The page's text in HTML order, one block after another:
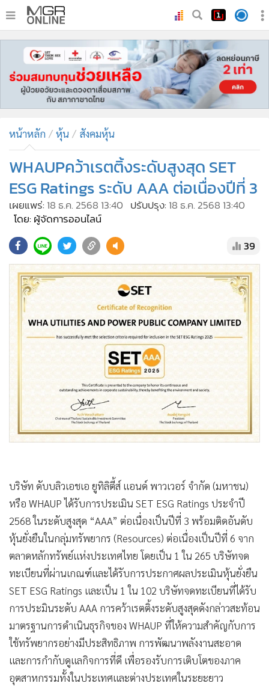
หน้าหลัก
ทันเหตุการณ์
• ภาคใต้
• บันเทิง
• คอลัมนิสต์
• ละคร
CbizReview
• ผู้จัดกวน
Good health & Well-being
Green Innovation & SD
Management & HR
MGR Live
ต่างประเทศ
Special Scoop
• ชุมชน-คุณภาพชีวิต
• อาชญากรรม
•
Motoring
วิทยาศาสตร์
• SMEs
• หุ้น
• อินโดจีน
• กองทุนรวม
• Celeb Online
• Factcheck
หน้าหลัก หุ้น สังคมหุ้น
WHAUPคว้าเรตติ้งระดับสูงสุด SET
ESG Ratings ระดับ AAA ต่อเนื่องปีที่ 3
เผยแพร่: 18 ธ.ค. 2568 13:40 ปรับปรุง: 18 ธ.ค. 2568 13:40
โดย: ผู้จัดการออนไลน์
39
บริษัท ดับบลิวเอชเอ ยูทิลิตี้ส์ แอนด์ พาวเวอร์ จำกัด (มหาชน)
หรือ WHAUP ได้รับการประเมิน SET ESG Ratings ประจำปี
2568 ในระดับสูงสุด “AAA” ต่อเนื่องเป็นปีที่ 3 พร้อมติดอันดับ
หุ้นยั่งยืนในกลุ่มทรัพยากร (Resources) ต่อเนื่องเป็นปีที่ 6 จาก
ตลาดหลักทรัพย์แห่งประเทศไทย โดยเป็น 1 ใน 265 บริษัทจด
ทะเบียนที่ผ่านเกณฑ์และได้รับการประกาศผลประเมินหุ้นยั่งยืน
SET ESG Ratings และเป็น 1 ใน 102 บริษัทจดทะเบียนที่ได้รับ
การประมินระดับ AAA การคว้าเรตติ้งระดับสูงสุดดังกล่าวสะท้อน
มาตรฐานการดำเนินธุรกิจของ WHAUP ที่ให้ความสำคัญกับการ
ใช้ทรัพยากรอย่างมีประสิทธิภาพ การพัฒนาพลังงานสะอาด
และการกำกับดูแลกิจการที่ดี เพื่อรองรับการเติบโตของภาค
อุตสาหกรรมทั้งในประเทศและต่างประเทศในระยะยาว